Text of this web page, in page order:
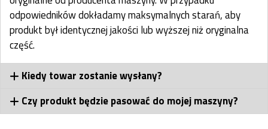
odpowiedników dokładamy maksymalnych starań, aby
produkt był identycznej jakości lub wyższej niż oryginalna
część.
Kiedy towar zostanie wysłany?
Czy produkt będzie pasować do mojej maszyny?